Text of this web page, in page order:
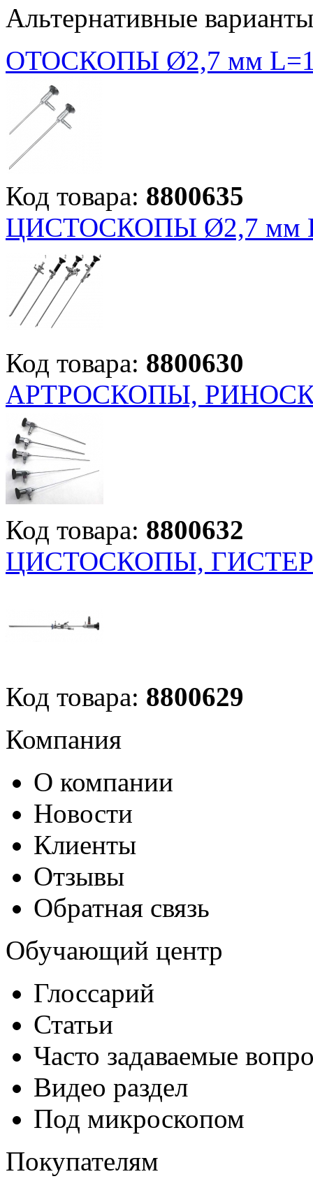
Альтернативные варианты
ОТОСКОПЫ Ø2,7 мм
Код товара: 8800635
ЦИСТОСКОПЫ Ø2,7 мм
Код товара: 8800630
АРТРОСКОПЫ,
Код товара: 8800632
ЦИСТОСКОПЫ,
Код товара: 8800629
Компания
О компании
Новости
Клиенты
Отзывы
Обратная связь
Обучающий центр
Глоссарий
Статьи
Часто задаваемые
Видео раздел
Под микроскопом
Покупателям